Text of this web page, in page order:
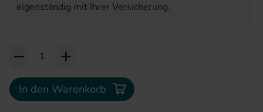
eigenständig mit Ihrer Versicherung.
Add to Cart or Wish List
In den Warenkorb